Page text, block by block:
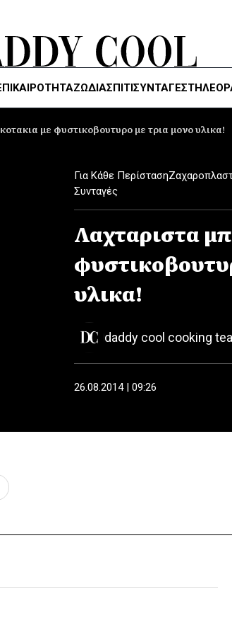
ΖΏΔΙΑΣΠΙΤΙΣΥΝΤΑΓΕΣ
με φυστικοβουτυρο με τρια μονο υλικα!
Για Κάθε Περίσταση
Συνταγές
Λαχταριστα
υλικα!
daddy cool cooking
26.08.2014 | 09:26